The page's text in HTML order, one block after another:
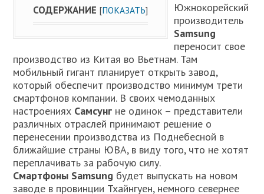
СОДЕРЖАНИЕ [ПОКАЗАТЬ]
Южнокорейский
производитель
Samsung
переносит свое
производство из Китая во Вьетнам. Там
мобильный гигант планирует открыть завод,
который обеспечит производство минимум трети
смартфонов компании. В своих чемоданных
настроениях Самсунг не одинок – представители
различных отраслей принимают решение о
перенесении производства из Поднебесной в
ближайшие страны ЮВА, в виду того, что не хотят
переплачивать за рабочую силу.
Смартфоны Samsung будет выпускать на новом
заводе в провинции Тхайнгуен, немного севернее